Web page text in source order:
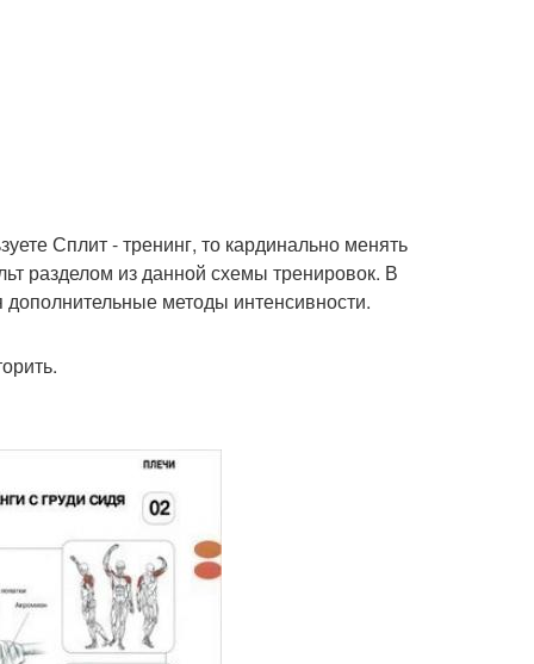
Сплит - тренинг, то кардинально менять
разделом из данной схемы тренировок. В
методы интенсивности.